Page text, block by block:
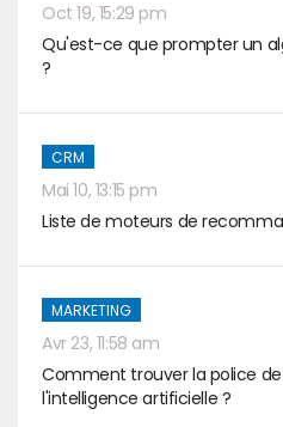
Oct 19, 15:29 pm
Qu'est-ce que prompter un
?
CRM
Mai 10, 13:15 pm
Liste de moteurs de
MARKETING
Avr 23, 11:58 am
Comment trouver la police
l'intelligence artificielle ?